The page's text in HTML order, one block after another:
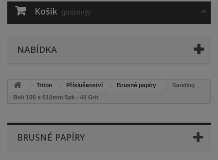
Košík (prázdný)
NABÍDKA
Triton Příslušenství Brusné papíry
Sanding
Belt 100 x 610mm 5pk - 40 Grit
BRUSNÉ PAPÍRY